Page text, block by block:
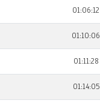
01:06:12
01:10:06
01:11:28
01:14:05